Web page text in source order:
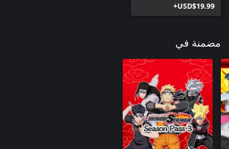
USD$19.99+
مضمنة في